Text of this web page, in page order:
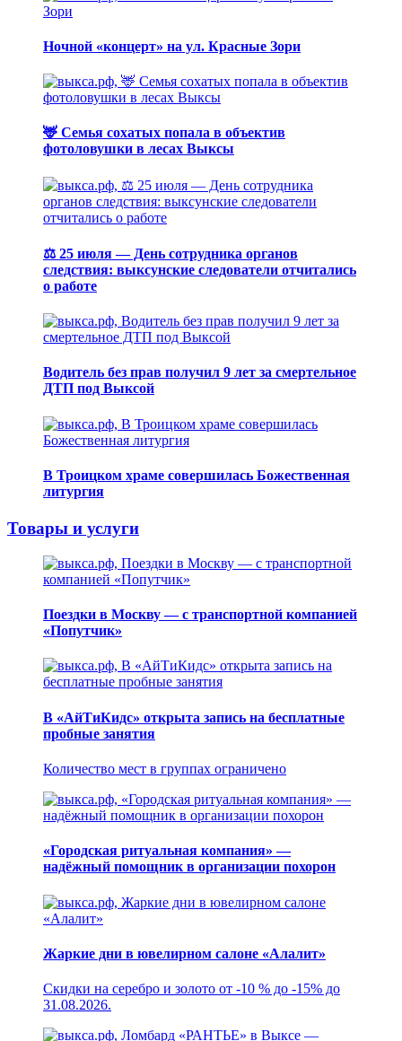
Ночной «концерт» на ул. Красные Зори
🦌 Семья сохатых попала в объектив
фотоловушки в лесах Выксы
⚖️ 25 июля — День сотрудника органов
следствия: выксунские следователи отчитались
о работе
Водитель без прав получил 9 лет за смертельное
ДТП под Выксой
В Троицком храме совершилась Божественная
литургия
Товары и услуги
Поездки в Москву — с транспортной компанией
«Попутчик»
В «АйТиКидс» открыта запись на бесплатные
пробные занятия
Количество мест в группах ограничено
«Городская ритуальная компания» —
надёжный помощник в организации похорон
Жаркие дни в ювелирном салоне «Алалит»
Скидки на серебро и золото от -10 % до -15% до
31.08.2026.